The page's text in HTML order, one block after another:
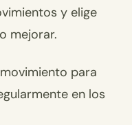
y elige
mejorar.
para
en los